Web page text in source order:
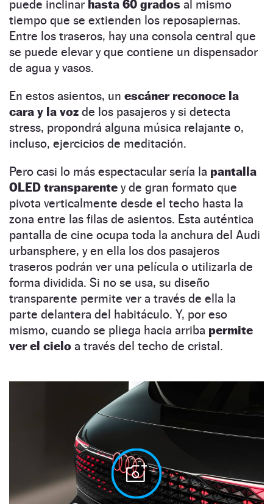
puede inclinar hasta 60 grados al mismo
tiempo que se extienden los reposapiernas.
Entre los traseros, hay una consola central que
se puede elevar y que contiene un dispensador
de agua y vasos.
En estos asientos, un escáner reconoce la
cara y la voz de los pasajeros y si detecta
stress, propondrá alguna música relajante o,
incluso, ejercicios de meditación.
Pero casi lo más espectacular sería la pantalla
OLED transparente y de gran formato que
pivota verticalmente desde el techo hasta la
zona entre las filas de asientos. Esta auténtica
pantalla de cine ocupa toda la anchura del Audi
urbansphere, y en ella los dos pasajeros
traseros podrán ver una película o utilizarla de
forma dividida. Si no se usa, su diseño
transparente permite ver a través de ella la
parte delantera del habitáculo. Y, por eso
mismo, cuando se pliega hacia arriba permite
ver el cielo a través del techo de cristal.